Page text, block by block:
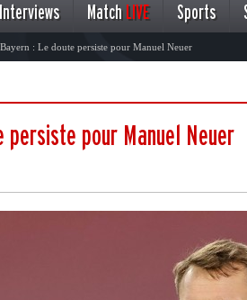
Interviews Match LIVE Sports
Bayern : Le doute persiste pour Manuel Neuer
persiste pour Manuel Neuer